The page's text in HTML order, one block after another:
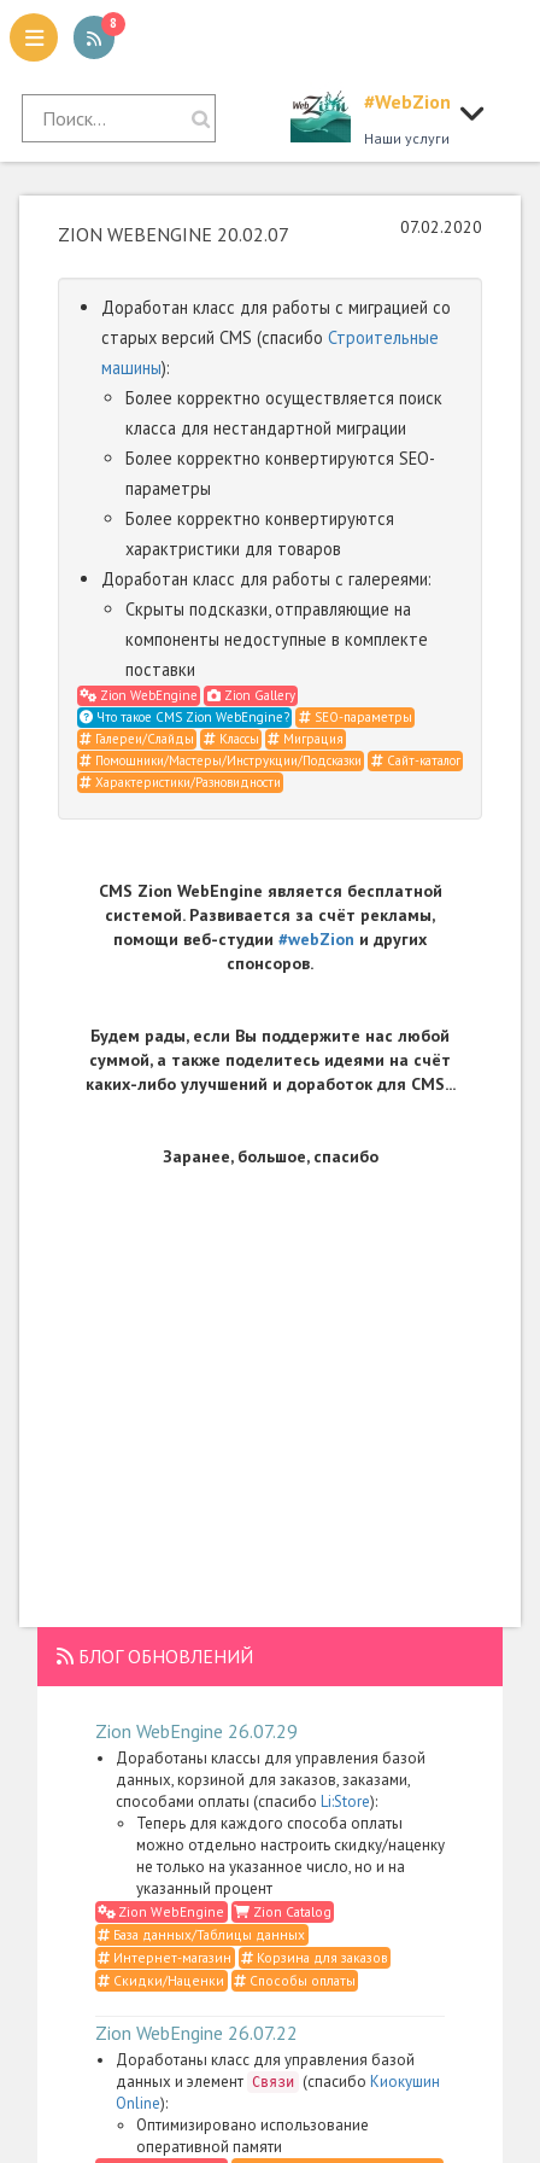
8
#WebZion
Наши услуги
ZION WEBENGINE 20.02.07 07.02.2020
Доработан класс для работы с миграцией со
старых версий CMS (спасибо Строительные
машины):
Более корректно осуществляется поиск
класса для нестандартной миграции
Более корректно конвертируются SEO-
параметры
Более корректно конвертируются
характристики для товаров
Доработан класс для работы с галереями:
Скрыты подсказки, отправляющие на
компоненты недоступные в комплекте
поставки
Zion WebEngine
Zion Gallery
Что такое CMS Zion WebEngine?
SEO-параметры
Галереи/Слайды
Классы
Миграция
Помощники/Мастеры/Инструкции/Подсказки
Сайт-каталог
Характеристики/Разновидности
CMS Zion WebEngine является бесплатной
системой. Развивается за счёт рекламы,
помощи веб-студии #webZion и других
спонсоров.
Будем рады, если Вы поддержите нас любой
суммой, а также поделитесь идеями на счёт
каких-либо улучшений и доработок для CMS...
Заранее, большое, спасибо
БЛОГ ОБНОВЛЕНИЙ
Zion WebEngine 26.07.29
Доработаны классы для управления базой
данных, корзиной для заказов, заказами,
способами оплаты (спасибо Li:Store):
Теперь для каждого способа оплаты
можно отдельно настроить скидку/наценку
не только на указанное число, но и на
указанный процент
Zion WebEngine
Zion Catalog
База данных/Таблицы данных
Интернет-магазин
Корзина для заказов
Скидки/Наценки
Способы оплаты
Zion WebEngine 26.07.22
Доработаны класс для управления базой
данных и элемент Связи (спасибо Киокушин
Online):
Оптимизировано использование
оперативной памяти